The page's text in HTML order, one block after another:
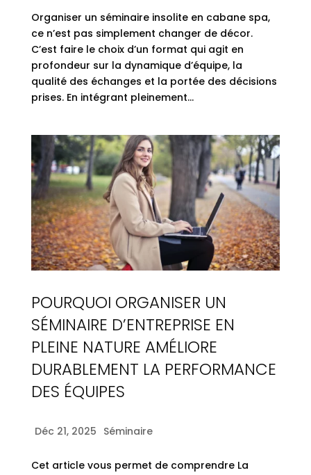
Organiser un séminaire insolite en cabane spa,
ce n’est pas simplement changer de décor.
C’est faire le choix d’un format qui agit en
profondeur sur la dynamique d’équipe, la
qualité des échanges et la portée des décisions
prises. En intégrant pleinement...
POURQUOI ORGANISER UN
SÉMINAIRE D’ENTREPRISE EN
PLEINE NATURE AMÉLIORE
DURABLEMENT LA PERFORMANCE
DES ÉQUIPES
Déc 21, 2025 Séminaire
Cet article vous permet de comprendre La